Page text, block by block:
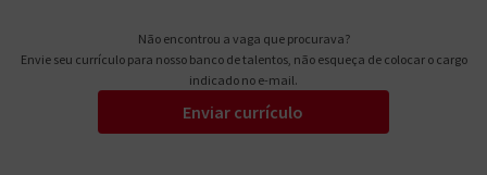
Não encontrou a vaga que procurava?
Envie seu currículo para nosso banco de talentos, não esqueça de colocar o cargo
indicado no e-mail.
Enviar currículo